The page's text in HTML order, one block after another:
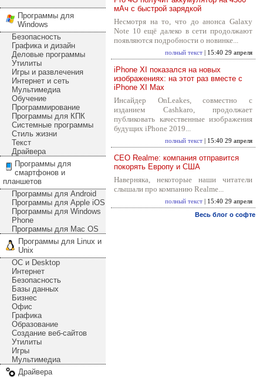
Программы для
Windows
Безопасность
Графика и дизайн
Деловые программы
Утилиты
Игры и развлечения
Интернет и сеть
Мультимедиа
Обучение
Программирование
Программы для КПК
Системные программы
Стиль жизни
Текст
Драйвера
Программы для
смартфонов и
планшетов
Программы для Android
Программы для Apple iOS
Программы для Windows
Phone
Программы для Mac OS
Программы для Linux и
Unix
ОС и Desktop
Интернет
Безопасность
Базы данных
Бизнес
Офис
Графика
Образование
Создание веб-сайтов
Утилиты
Игры
Мультимедиа
Драйвера
мАч с быстрой зарядкой
Несмотря на то, что до анонса Galaxy
Note 10 ещё далеко в сети продолжают
появляются подробности о новинке...
полный текст | 15:40 29 апреля
iPhone XI показался на новых
изображениях: на этот раз вместе с
iPhone XI Max
Инсайдер OnLeakes, совместно с
изданием Cashkaro, продолжает
публиковать качественные изображения
будущих iPhone 2019...
полный текст | 15:40 29 апреля
CEO Realme: компания отправится
покорять Европу и США
Наверняка, некоторые наши читатели
слышали про компанию Realme...
полный текст | 15:40 29 апреля
Весь блог о софте